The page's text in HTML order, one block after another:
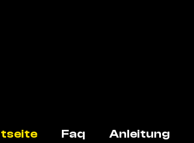
Faq Anleitung